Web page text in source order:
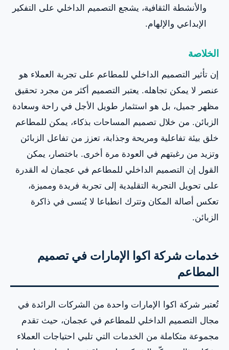
والأنشطة الثقافية، يشجع التصميم الداخلي على التفكير
الإبداعي والإلهام.
الخلاصة
إن تأثير التصميم الداخلي للمطاعم على تجربة العملاء هو
عنصر لا يمكن تجاهله. يعتبر التصميم أكثر من مجرد تحقيق
مظهر جميل، بل هو استثمار طويل الأجل في راحة وسعادة
الزبائن. من خلال تصميم المساحات بذكاء، يمكن للمطاعم
خلق بيئة تفاعلية ومريحة وجذابة، تعزز من تفاعل الزبائن
وتزيد من رغبتهم في العودة مرة أخرى. باختصار، يمكن
القول إن التصميم الداخلي للمطاعم في عجمان له القدرة
على تحويل التجربة التقليدية إلى تجربة فريدة ومميزة،
تعكس أصالة المكان وتترك انطباعا لا يُنسى في ذاكرة
الزبائن.
خدمات شركة اكوا الإمارات في تصميم
المطاعم
تُعتبر شركة اكوا الإمارات واحدة من الشركات الرائدة في
مجال التصميم الداخلي للمطاعم في عجمان، حيث تقدم
مجموعة متكاملة من الخدمات التي تلبي احتياجات العملاء